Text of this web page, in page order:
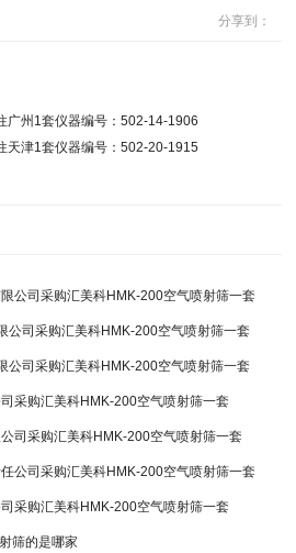
分享到：
广州1套仪器编号：502-14-1906
天津1套仪器编号：502-20-1915
公司采购汇美科HMK-200空气喷射筛一套
公司采购汇美科HMK-200空气喷射筛一套
公司采购汇美科HMK-200空气喷射筛一套
采购汇美科HMK-200空气喷射筛一套
司采购汇美科HMK-200空气喷射筛一套
公司采购汇美科HMK-200空气喷射筛一套
采购汇美科HMK-200空气喷射筛一套
筛的是哪家